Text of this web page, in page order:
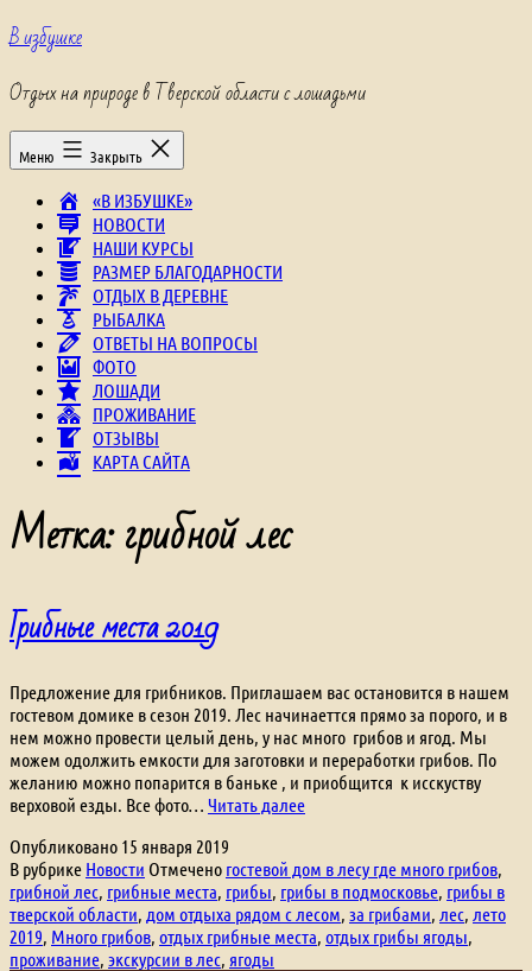
Перейти
к
В избушке
Отдых на природе в Тверской области с лошадьми
Меню Закрыть
«В ИЗБУШКЕ»
НОВОСТИ
НАШИ КУРСЫ
РАЗМЕР БЛАГОДАРНОСТИ
ОТДЫХ В ДЕРЕВНЕ
РЫБАЛКА
ОТВЕТЫ НА ВОПРОСЫ
ФОТО
ЛОШАДИ
ПРОЖИВАНИЕ
ОТЗЫВЫ
КАРТА САЙТА
Метка:грибной лес
Грибные места 2019
Предложение для грибников. Приглашаем вас остановится в нашем
гостевом домике в сезон 2019. Лес начинаеттся прямо за порого, и в
нем можно провести целый день, у нас много грибов и ягод. Мы
можем одолжить емкости для заготовки и переработки грибов. По
желанию можно попарится в баньке , и приобщится к исскуству
верховой езды. Все фото… Читать далееГрибные
Опубликовано 15 января 2019
В рубрике Новости Отмечено гостевой дом в лесу где много грибов
грибной лес грибные места грибы грибы в подмосковье грибы в
тверской области дом отдыха рядом с лесом за грибами лес лето
2019 Много грибов отдых грибные места отдых грибы ягоды
проживание экскурсии в лес ягоды